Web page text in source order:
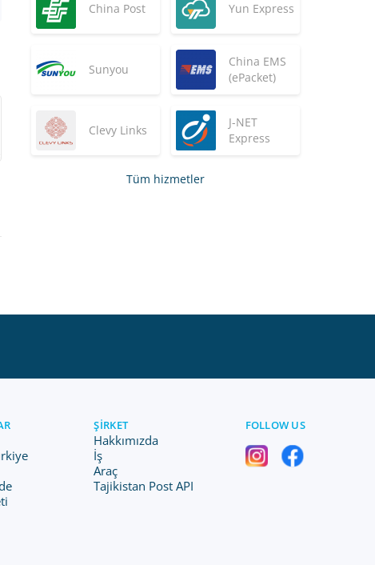
China Post Yun Express
Sunyou
China EMS
(ePacket)
Clevy Links
J-NET
Express
Tüm hizmetler
ŞIRKET
Hakkımızda
İş
Araç
Tajikistan Post API
FOLLOW US